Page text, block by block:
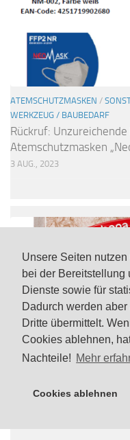
Unsere Seiten
bei der Bereitstellung
Dienste sowie für
Dadurch werden
Dritte übermittelt.
Cookies ablehnen,
Nachteile! Mehr
Cookies ablehnen
ATEMSCHUTZMASKEN /
WERKZEUG / BAUBEDARF
Rückruf:
Atemschutzmasken
3 AUG., 2023
TOP
UPDATE Rückruf:
Bio Beerenmischung